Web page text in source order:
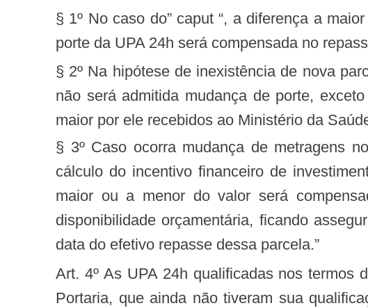
§ 1º No caso do” caput “, a diferença a
porte da UPA 24h será compensada no
§ 2º Na hipótese de inexistência de nova
não será admitida mudança de porte,
maior por ele recebidos ao Ministério da
§ 3º Caso ocorra mudança de metragens
cálculo do incentivo financeiro de
maior ou a menor do valor será
disponibilidade orçamentária, ficando
data do efetivo repasse dessa parcela.”
Art. 4º As UPA 24h qualificadas nos termos do art. 39 da Portaria nº 342/GM/MS, de 2013, até a data de publicação desta
Portaria, que ainda não tiveram sua